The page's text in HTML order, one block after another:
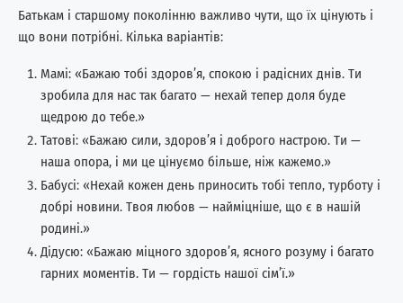
Батькам і старшому поколінню важливо чути, що їх цінують і
що вони потрібні. Кілька варіантів:
Мамі: «Бажаю тобі здоров’я, спокою і радісних днів. Ти
зробила для нас так багато — нехай тепер доля буде
щедрою до тебе.»
Татові: «Бажаю сили, здоров’я і доброго настрою. Ти —
наша опора, і ми це цінуємо більше, ніж кажемо.»
Бабусі: «Нехай кожен день приносить тобі тепло, турботу і
добрі новини. Твоя любов — найміцніше, що є в нашій
родині.»
Дідусю: «Бажаю міцного здоров’я, ясного розуму і багато
гарних моментів. Ти — гордість нашої сім’ї.»